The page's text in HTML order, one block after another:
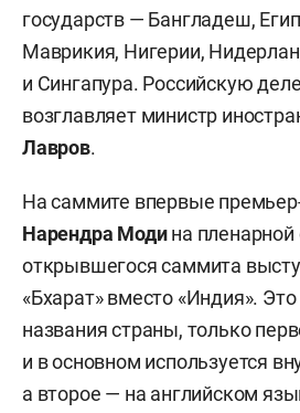
государств — Бангладеш,
Маврикия, Нигерии,
и Сингапура. Российскую
возглавляет министр
Лавров.
На саммите впервые
Нарендра Модина пленарной
открывшегося саммита
«Бхарат» вместо «Индия».
названия страны, только
и в основном используется
а второе — на английском